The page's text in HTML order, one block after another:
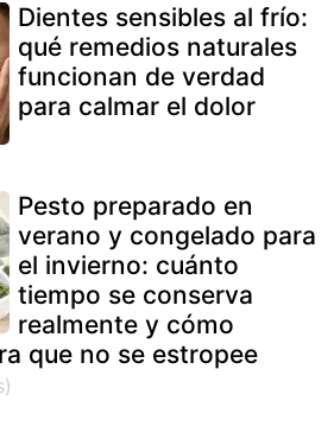
Dientes sensibles al frío:
qué remedios naturales
funcionan de verdad
para calmar el dolor
Pesto preparado en
verano y congelado para
el invierno: cuánto
tiempo se conserva
realmente y cómo
que no se estropee